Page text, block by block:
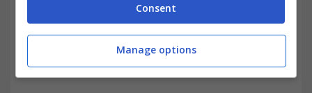
Consent
Manage options